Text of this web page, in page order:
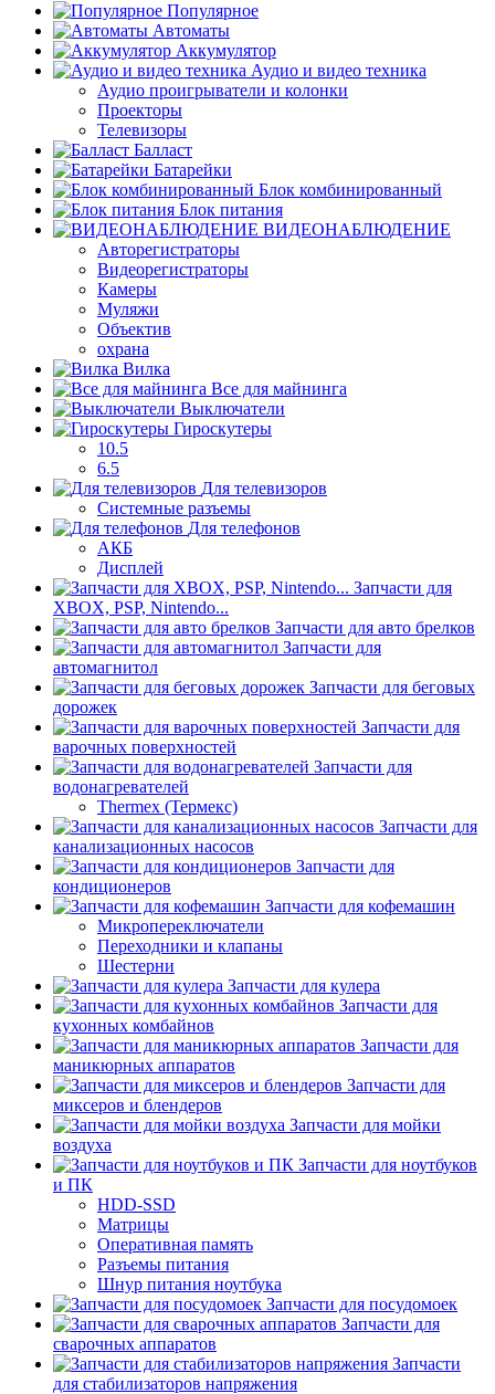
Популярное
Автоматы
Аккумулятор
Аудио и видео техника
Аудио проигрыватели и колонки
Проекторы
Телевизоры
Балласт
Батарейки
Блок комбинированный
Блок питания
ВИДЕОНАБЛЮДЕНИЕ
Авторегистраторы
Видеорегистраторы
Камеры
Муляжи
Объектив
охрана
Вилка
Все для майнинга
Выключатели
Гироскутеры
10.5
6.5
Для телевизоров
Системные разъемы
Для телефонов
АКБ
Дисплей
Запчасти для
XBOX, PSP, Nintendo...
Запчасти для авто брелков
Запчасти для
автомагнитол
Запчасти для беговых
дорожек
Запчасти для
варочных поверхностей
Запчасти для
водонагревателей
Thermex (Термекс)
Запчасти для
канализационных насосов
Запчасти для
кондиционеров
Запчасти для кофемашин
Микропереключатели
Переходники и клапаны
Шестерни
Запчасти для кулера
Запчасти для
кухонных комбайнов
Запчасти для
маникюрных аппаратов
Запчасти для
миксеров и блендеров
Запчасти для мойки
воздуха
Запчасти для ноутбуков
и ПК
HDD-SSD
Матрицы
Оперативная память
Разъемы питания
Шнур питания ноутбука
Запчасти для посудомоек
Запчасти для
сварочных аппаратов
Запчасти
для стабилизаторов напряжения